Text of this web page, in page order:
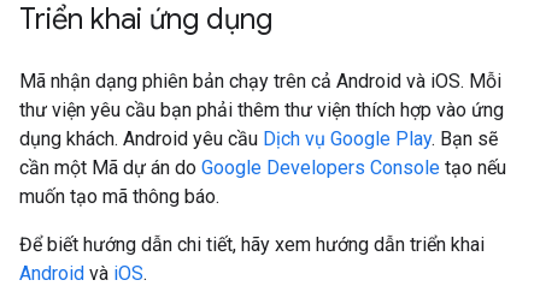
Triển khai ứng dụng
Mã nhận dạng phiên bản chạy trên cả Android và iOS. Mỗi
thư viện yêu cầu bạn phải thêm thư viện thích hợp vào ứng
dụng khách. Android yêu cầu Dịch vụ Google Play. Bạn sẽ
cần một Mã dự án do Google Developers Console tạo nếu
muốn tạo mã thông báo.
Để biết hướng dẫn chi tiết, hãy xem hướng dẫn triển khai
Android và iOS.